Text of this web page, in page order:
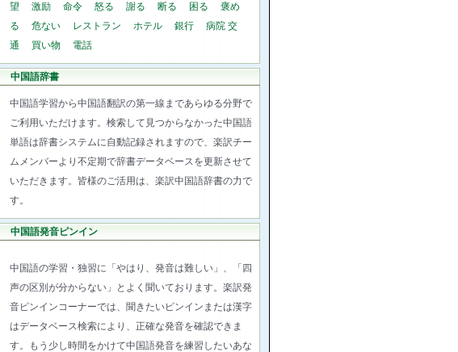
望
激励 命令 怒る 謝る 断る 困る
褒め
る
危ない レストラン ホテル 銀行 病院 交
通
買い物 電話
中国語辞書
中国語学習から中国語翻訳の第一線まであらゆる分野で
ご利用いただけます。検索して見つからなかった中国語
単語は辞書システムに自動記録されますので、楽訳チー
ムメンバーより不定期で辞書データベースを更新させて
いただきます。皆様のご活用は、楽訳中国語辞書の力で
す。
中国語発音ピンイン
中国語の学習・独習に「やはり、発音は難しい」、「四
声の区別が分からない」とよく聞いております。楽訳発
音ピンインコーナーでは、聞きたいピンインまたは漢字
はデータベース検索により、正確な発音を確認できま
す。もう少し時間をかけて中国語発音を練習したいあな